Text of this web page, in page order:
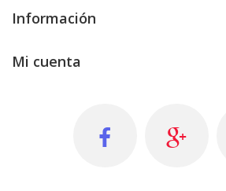
Información
Mi cuenta